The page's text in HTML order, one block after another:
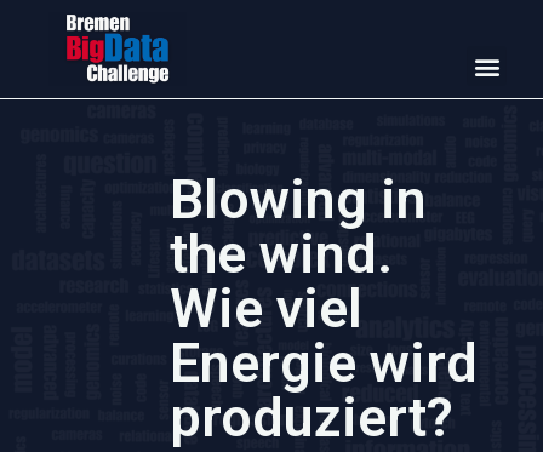
Blowing in
the wind.
Wie viel
Energie wird
produziert?